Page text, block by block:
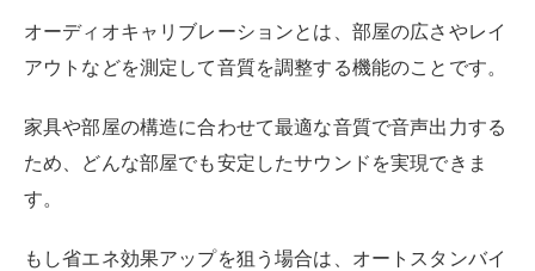
オーディオキャリブレーションとは、部屋の広さやレイ
アウトなどを測定して音質を調整する機能のことです。
家具や部屋の構造に合わせて最適な音質で音声出力する
ため、どんな部屋でも安定したサウンドを実現できま
す。
もし省エネ効果アップを狙う場合は、オートスタンバイ